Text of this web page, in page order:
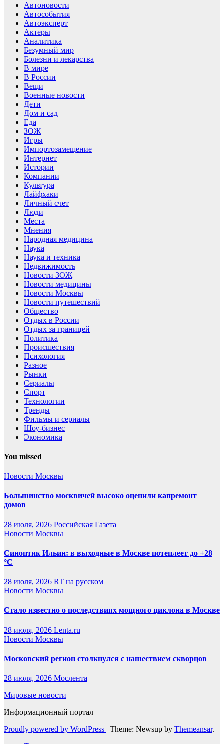
Автоновости
Автособытия
Автоэксперт
Актеры
Аналитика
Безумный мир
Болезни и лекарства
В мире
В России
Вещи
Военные новости
Дети
Дом и сад
Еда
ЗОЖ
Игры
Импортозамещение
Интернет
Истории
Компании
Культура
Лайфхаки
Личный счет
Люди
Места
Мнения
Народная медицина
Наука
Наука и техника
Недвижимость
Новости ЗОЖ
Новости медицины
Новости Москвы
Новости путешествий
Общество
Отдых в России
Отдых за границей
Политика
Происшествия
Психология
Разное
Рынки
Сериалы
Спорт
Технологии
Тренды
Фильмы и сериалы
Шоу-бизнес
Экономика
You missed
Новости Москвы
Большинство москвичей высоко оценили капремонт
домов
28 июля, 2026 Российская Газета
Новости Москвы
Синоптик Ильин: в выходные в Москве потеплеет до +28
°C
28 июля, 2026 RT на русском
Новости Москвы
Стало известно о последствиях мощного циклона в Москве
28 июля, 2026 Lenta.ru
Новости Москвы
Московский регион столкнулся с нашествием скворцов
28 июля, 2026 Мослента
Мировые новости
Информационный портал
Proudly powered by WordPress | Theme: Newsup by Themeansar.